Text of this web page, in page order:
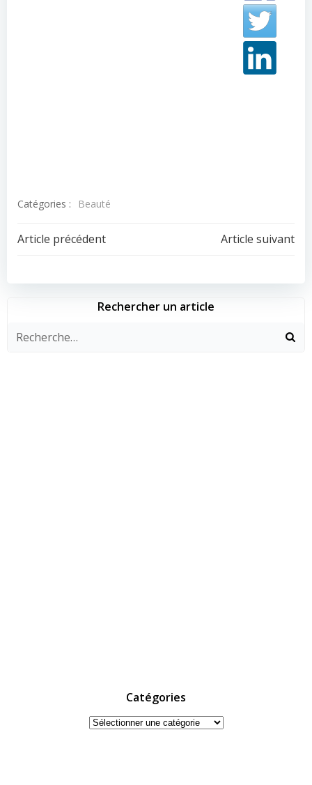
Catégories : Beauté
Navigation
de
l’article
Article précédent
Navigation
de
l’article
Article suivant
Rechercher un article
Catégories
Catégories